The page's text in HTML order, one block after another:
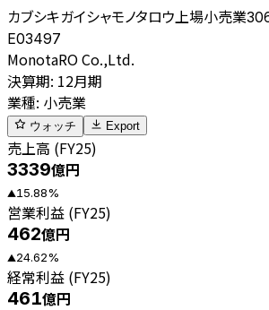
カブシキガイシャモノタロウ 上場小売業
E03497
MonotaRO Co.,Ltd.
決算期: 12月期
業種: 小売業
ウォッチ Export
売上高 (FY25)
3339億円
▲15.88%
営業利益 (FY25)
462億円
▲24.62%
経常利益 (FY25)
461億円